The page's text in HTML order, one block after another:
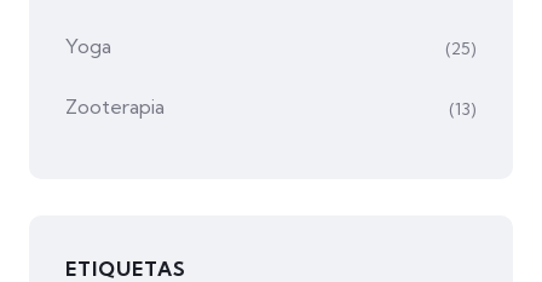
Yoga (25)
Zooterapia (13)
ETIQUETAS